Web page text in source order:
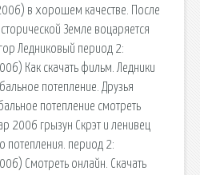
в хорошем качестве. После
Земле воцаряется
Ледниковый период 2:
Как скачать фильм. Ледники
потепление. Друзья
потепление смотреть
2006 грызун Скрэт и ленивец
потепления. период 2:
Смотреть онлайн. Скачать